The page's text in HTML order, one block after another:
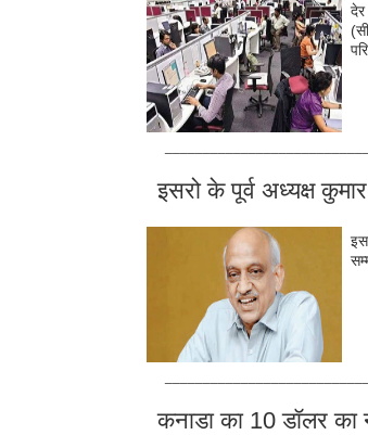
इसरो के पूर्व अध्यक्ष
कनाडा का 10 डॉलर